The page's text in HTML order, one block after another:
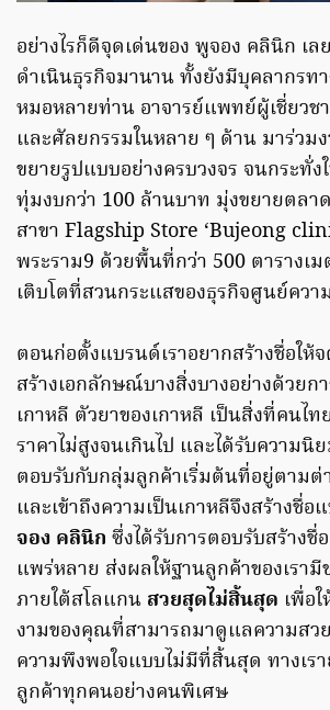
อย่างไรก็ดีจุดเด่นของ พูจอง คลินิก เล
ดำเนินธุรกิจมานาน ทั้งยังมีบุคลากร
หมอหลายท่าน อาจารย์แพทย์ผู้เชี่ยว
และศัลยกรรมในหลาย ๆ ด้าน มาร่วมง
ขยายรูปแบบอย่างครบวงจร จนกระทั่ง
ทุ่มงบกว่า 100 ล้านบาท มุ่งขยายตลา
สาขา Flagship Store ‘Bujeong
พระราม9 ด้วยพื้นที่กว่า 500 ตารางเม
เติบโตที่สวนกระแสของธุรกิจศูนย์ควา
ตอนก่อตั้งแบรนด์เราอยากสร้างชื่อให้
สร้างเอกลักษณ์บางสิ่งบางอย่างด้วยกา
เกาหลี ตัวยาของเกาหลี เป็นสิ่งที่คนไท
ราคาไม่สูงจนเกินไป และได้รับความนิ
ตอบรับกับกลุ่มลูกค้าเริ่มต้นที่อยู่ตามต่
และเข้าถึงความเป็นเกาหลีจึงสร้างชื่อ
จอง คลินิก ซึ่งได้รับการตอบรับสร้างชื่
แพร่หลาย ส่งผลให้ฐานลูกค้าของเรา
ภายใต้สโลแกน สวยสุดไม่สิ้นสุด เพื่อ
งามของคุณที่สามารถมาดูแลความสว
ความพึงพอใจแบบไม่มีที่สิ้นสุด ทางเรา
ลูกค้าทุกคนอย่างคนพิเศษ